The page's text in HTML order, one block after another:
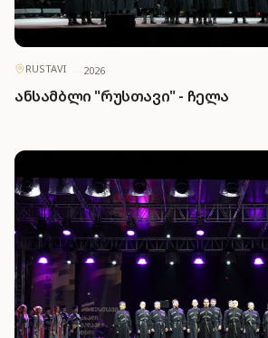
RUSTAVI · 2026
ანსამბლი "რუსთავი" - ჩელა